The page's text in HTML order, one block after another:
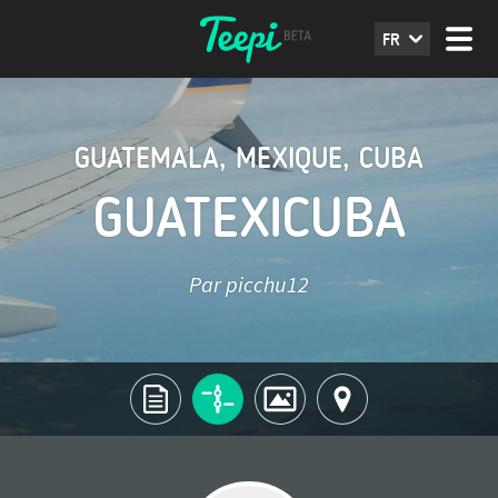
FR
GUATEMALA,MEXIQUE, CUBA
GUATEXICUBA
Par picchu12